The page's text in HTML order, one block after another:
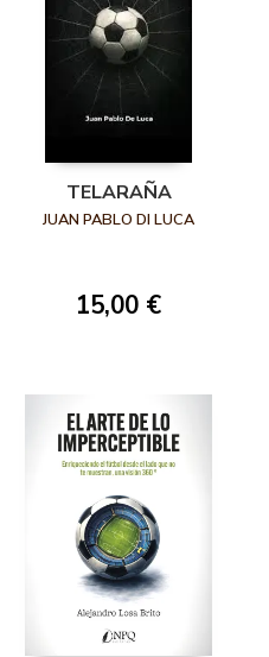
TELARAÑA
JUAN PABLO DI LUCA
15,00 €